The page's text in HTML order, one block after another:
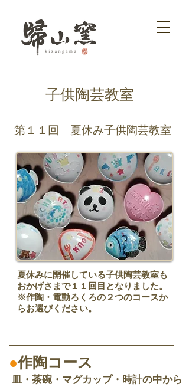
子供陶芸教室
第１１回 夏休み子供陶芸教室
夏休みに開催している子供陶芸教室も
おかげさまで１１回目となりました。
※作陶・電動ろくろの２つのコースか
らお選びください。
●作陶コース
皿・茶碗・マグカップ・時計の中から